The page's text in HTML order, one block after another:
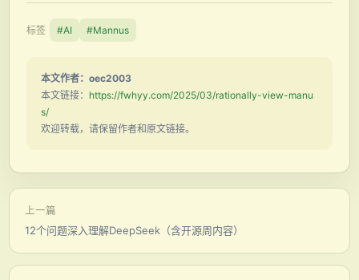
标签 #AI #Mannus
本文作者：oec2003
本文链接： https://fwhyy.com/2025/03/rationally-view-manu
s/
欢迎转载，请保留作者和原文链接。
上一篇
12个问题深入理解DeepSeek（含开源周内容）